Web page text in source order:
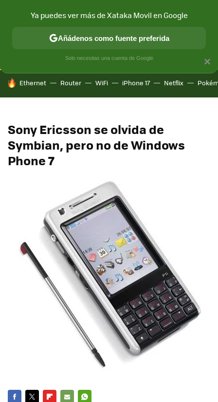
CONECTIVIDAD MÓVIL Y SOCIEDAD APLICACIONES
HOY SE HABLA DE
Ethernet Router WiFi iPhone 17 Netflix
Sony Ericsson se olvida de
Symbian, pero no de Windows
Phone 7
×
Ya puedes ver más de Xataka Movil en Google
Añádenos como fuente preferida
Solo necesitas una cuenta de Google